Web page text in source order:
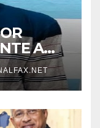
A
IDADE